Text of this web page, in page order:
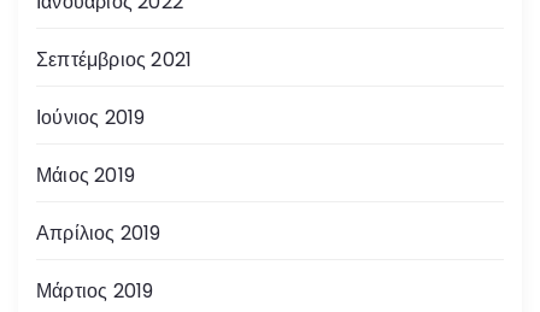
Σεπτέμβριος 2021
Ιούνιος 2019
Μάιος 2019
Απρίλιος 2019
Μάρτιος 2019